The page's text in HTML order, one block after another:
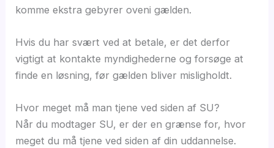
komme ekstra gebyrer oveni gælden.
Hvis du har svært ved at betale, er det derfor
vigtigt at kontakte myndighederne og forsøge at
finde en løsning, før gælden bliver misligholdt.
Hvor meget må man tjene ved siden af SU?
Når du modtager SU, er der en grænse for, hvor
meget du må tjene ved siden af din uddannelse.